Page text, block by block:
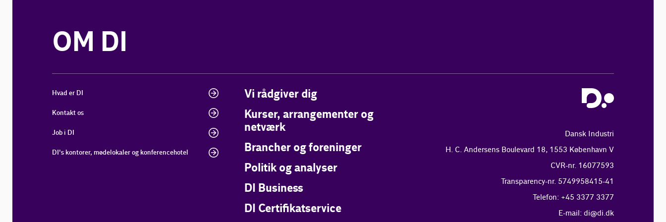
OM DI
Hvad er DI
Kontakt os
Job i DI
DI's kontorer, mødelokaler og konferencehotel
Vi rådgiver dig
Kurser, arrangementer og
netværk
Brancher og foreninger
Politik og analyser
DI Business
DI Certifikatservice
Dansk Industri
H. C. Andersens Boulevard 18, 1553 København V
CVR-nr. 16077593
Transparency-nr. 5749958415-41
Telefon: +45 3377 3377
E-mail: di@di.dk